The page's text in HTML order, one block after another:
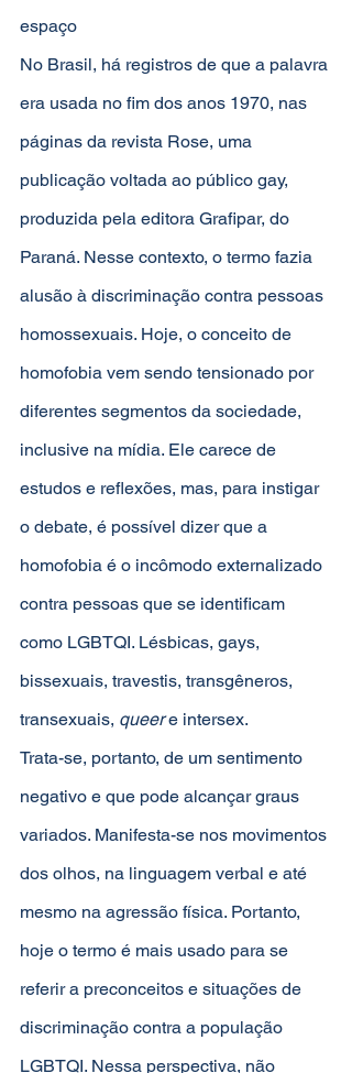
espaço
No Brasil, há registros de que a palavra
era usada no fim dos anos 1970, nas
páginas da revista Rose, uma
publicação voltada ao público gay,
produzida pela editora Grafipar, do
Paraná. Nesse contexto, o termo fazia
alusão à discriminação contra pessoas
homossexuais. Hoje, o conceito de
homofobia vem sendo tensionado por
diferentes segmentos da sociedade,
inclusive na mídia. Ele carece de
estudos e reflexões, mas, para instigar
o debate, é possível dizer que a
homofobia é o incômodo externalizado
contra pessoas que se identificam
como LGBTQI. Lésbicas, gays,
bissexuais, travestis, transgêneros,
transexuais, queer e intersex.
Trata-se, portanto, de um sentimento
negativo e que pode alcançar graus
variados. Manifesta-se nos movimentos
dos olhos, na linguagem verbal e até
mesmo na agressão física. Portanto,
hoje o termo é mais usado para se
referir a preconceitos e situações de
discriminação contra a população
LGBTQI. Nessa perspectiva, não